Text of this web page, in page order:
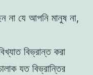
না যে আপনি মানুষ না,
বিভ্রান্ত করা
যত বিভ্রান্তির